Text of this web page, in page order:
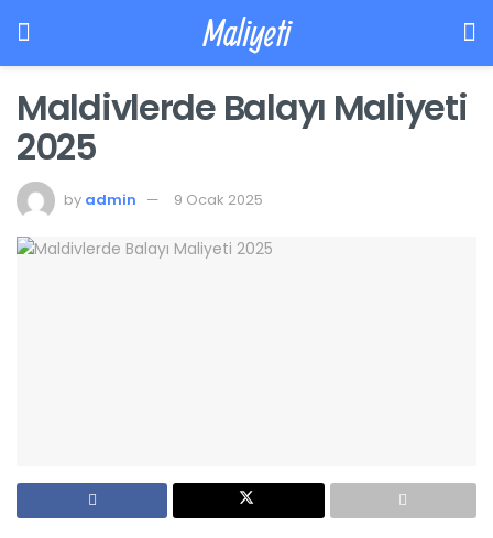
Maliyeti
Maldivlerde Balayı Maliyeti
2025
by admin 9 Ocak 2025